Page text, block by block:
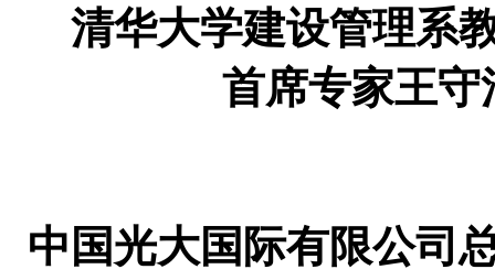
清华大学建设管理系
首席专家王守
中国光大国际有限公司